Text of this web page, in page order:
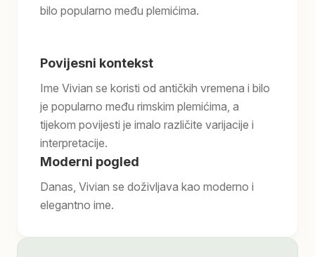
bilo popularno među plemićima.
Povijesni kontekst
Ime Vivian se koristi od antičkih vremena i bilo
je popularno među rimskim plemićima, a
tijekom povijesti je imalo različite varijacije i
interpretacije.
Moderni pogled
Danas, Vivian se doživljava kao moderno i
elegantno ime.